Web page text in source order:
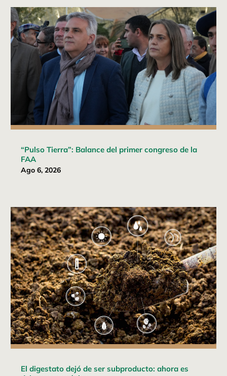
“Pulso Tierra”: Balance del primer congreso de la
FAA
Ago 6, 2026
El digestato dejó de ser subproducto: ahora es